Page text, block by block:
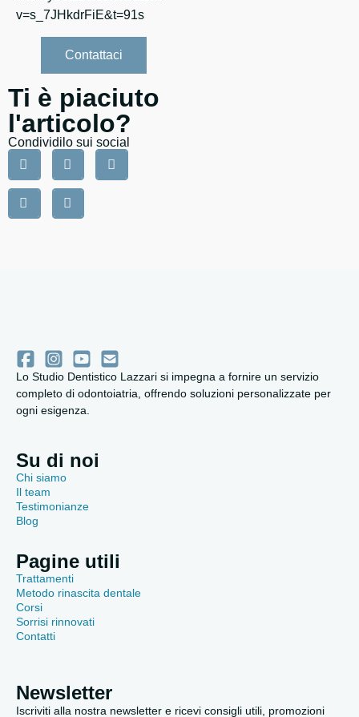
v=s_7JHkdrFiE&t=91s
Contattaci
Ti è piaciuto
l'articolo?
Condividilo sui social
Lo Studio Dentistico Lazzari si impegna a fornire un servizio
completo di odontoiatria, offrendo soluzioni personalizzate per
ogni esigenza.
Su di noi
Chi siamo
Il team
Testimonianze
Blog
Pagine utili
Trattamenti
Metodo rinascita dentale
Corsi
Sorrisi rinnovati
Contatti
Newsletter
Iscriviti alla nostra newsletter e ricevi consigli utili, promozioni